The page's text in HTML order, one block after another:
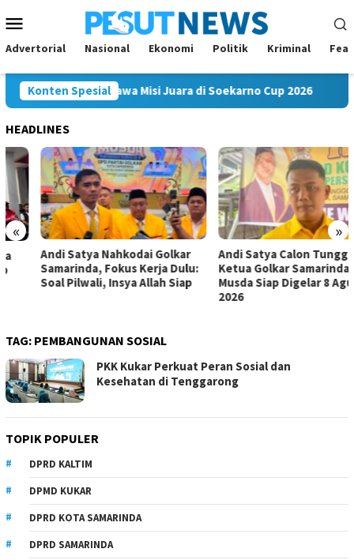
ke
kontenMobile
Advertorial Nasional Ekonomi Politik Kriminal
Konten Spesial
Mahakam FC Bawa Misi Juara di Soekarno Cup 2026
HEADLINES
« »
Andi Satya Nahkodai Golkar
Samarinda, Fokus Kerja Dulu:
Soal Pilwali, Insya Allah Siap
Andi Satya Calon Tunggal
Ketua Golkar Samarinda,
Musda Siap Digelar 8 Agustus
TAG: PEMBANGUNAN SOSIAL
PKK Kukar Perkuat Peran Sosial dan
Kesehatan di Tenggarong
TOPIK POPULER
DPRD KALTIM
DPMD KUKAR
DPRD KOTA SAMARINDA
DPRD SAMARINDA